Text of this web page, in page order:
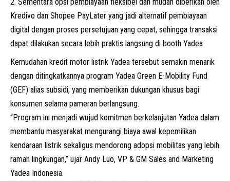
Kredivo dan Shopee PayLater yang jadi alternatif pembiayaan
digital dengan proses persetujuan yang cepat, sehingga transaksi
dapat dilakukan secara lebih praktis langsung di booth Yadea
Kemudahan kredit motor listrik Yadea tersebut semakin menarik
dengan ditingkatkannya program Yadea Green E-Mobility Fund
(GEF) alias subsidi, yang memberikan dukungan khusus bagi
konsumen selama pameran berlangsung.
“Program ini menjadi wujud komitmen berkelanjutan Yadea dalam
membantu masyarakat mengurangi biaya awal kepemilikan
kendaraan listrik sekaligus mendorong adopsi mobilitas yang lebih
ramah lingkungan,” ujar Andy Luo, VP & GM Sales and Marketing
Yadea Indonesia.